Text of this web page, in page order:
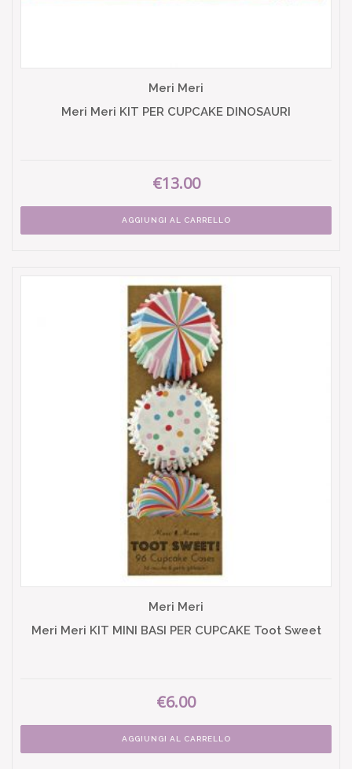
Meri Meri
Meri Meri KIT PER CUPCAKE DINOSAURI
€13.00
AGGIUNGI AL CARRELLO
Meri Meri
Meri Meri KIT MINI BASI PER CUPCAKE Toot Sweet
€6.00
AGGIUNGI AL CARRELLO